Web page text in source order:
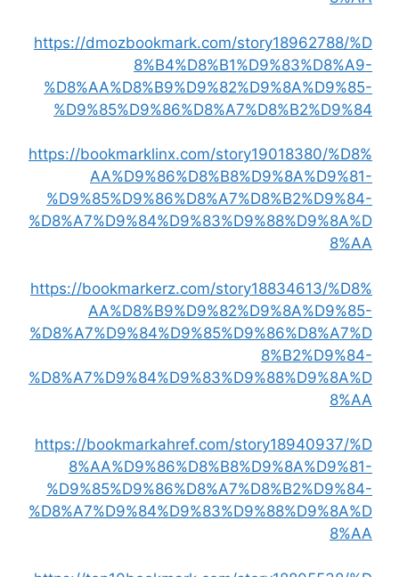
https://dmozbookmark.com/story18962788/%D
8%B4%D8%B1%D9%83%D8%A9-
%D8%AA%D8%B9%D9%82%D9%8A%D9%85-
%D9%85%D9%86%D8%A7%D8%B2%D9%84
https://bookmarklinx.com/story19018380/%D8%
AA%D9%86%D8%B8%D9%8A%D9%81-
%D9%85%D9%86%D8%A7%D8%B2%D9%84-
%D8%A7%D9%84%D9%83%D9%88%D9%8A%D
8%AA
https://bookmarkerz.com/story18834613/%D8%
AA%D8%B9%D9%82%D9%8A%D9%85-
%D8%A7%D9%84%D9%85%D9%86%D8%A7%D
8%B2%D9%84-
%D8%A7%D9%84%D9%83%D9%88%D9%8A%D
8%AA
https://bookmarkahref.com/story18940937/%D
8%AA%D9%86%D8%B8%D9%8A%D9%81-
%D9%85%D9%86%D8%A7%D8%B2%D9%84-
%D8%A7%D9%84%D9%83%D9%88%D9%8A%D
8%AA